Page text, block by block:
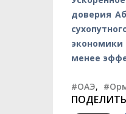
доверия
менее
#ОАЭ,